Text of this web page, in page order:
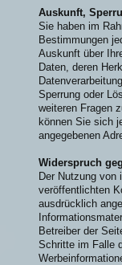
Auskunft,
Sie haben im
Bestimmungen
Auskunft über
Daten, deren
Sperrung oder
weiteren Fragen
können Sie sich
angegebenen
Widerspruch
Der Nutzung von
veröffentlichten
ausdrücklich
Betreiber der
Schritte im Falle